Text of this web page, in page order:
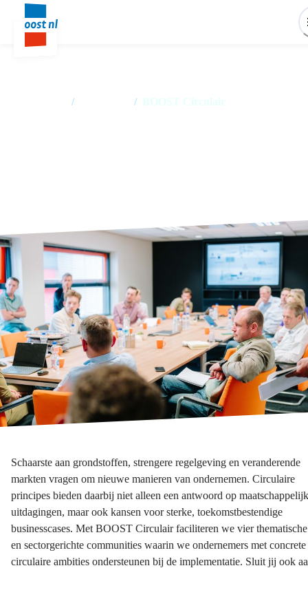
/ / BOOST Circulair
Schaarste aan grondstoffen, strengere regelgeving en veranderende
markten vragen om nieuwe manieren van ondernemen. Circulaire
principes bieden daarbij niet alleen een antwoord op
uitdagingen, maar ook kansen voor sterke, toekomstbestendige
businesscases. Met BOOST Circulair faciliteren we vier thematische
en sectorgerichte communities waarin we ondernemers met concrete
circulaire ambities ondersteunen bij de implementatie. Sluit jij ook